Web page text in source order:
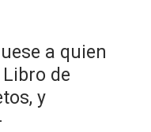
a quien
de
y